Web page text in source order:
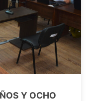
Y OCHO